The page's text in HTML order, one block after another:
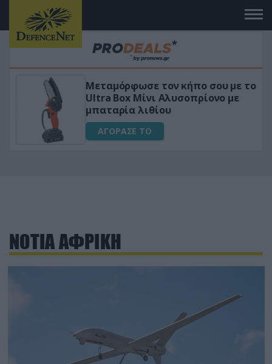
Μεταμόρφωσε τον κήπο σου με το
Ultra Box Μίνι Αλυσοπρίονο με
μπαταρία λιθίου
ΑΓΟΡΑΣΕ ΤΟ
ΝΟΤΙΑ ΑΦΡΙΚΗ